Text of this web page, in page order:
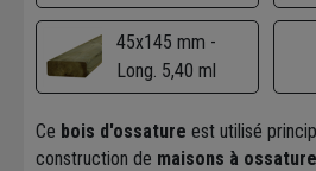
45x145 mm -
Long. 5,40 ml
Ce bois d'ossature est utilisé
construction de maisons à